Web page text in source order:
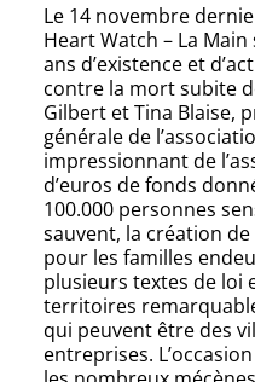
Le 14 novembre
Heart Watch – La
ans d’existence et
contre la mort subite
Gilbert et Tina Blaise,
générale de
impressionnant de
d’euros de fonds
100.000 personnes
sauvent, la création de
pour les familles
plusieurs textes de loi
territoires
qui peuvent être des
entreprises.